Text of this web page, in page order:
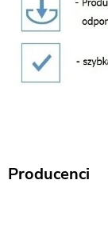
Producenci